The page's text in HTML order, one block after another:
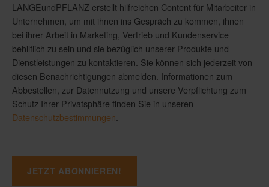
LANGEundPFLANZ erstellt hilfreichen Content für Mitarbeiter in
Unternehmen, um mit ihnen ins Gespräch zu kommen, ihnen
bei ihrer Arbeit in Marketing, Vertrieb und Kundenservice
behilflich zu sein und sie bezüglich unserer Produkte und
Dienstleistungen zu kontaktieren. Sie können sich jederzeit von
diesen Benachrichtigungen abmelden. Informationen zum
Abbestellen, zur Datennutzung und unsere Verpflichtung zum
Schutz Ihrer Privatsphäre finden Sie in unseren
Datenschutzbestimmungen.